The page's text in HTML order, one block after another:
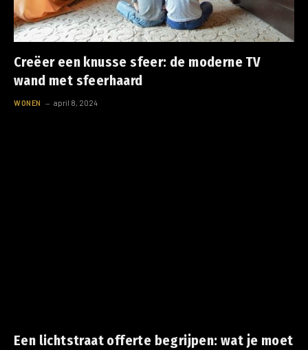
Creëer een knusse sfeer: de moderne TV
wand met sfeerhaard
WONEN april 8, 2024
Een lichtstraat offerte begrijpen: wat je moet